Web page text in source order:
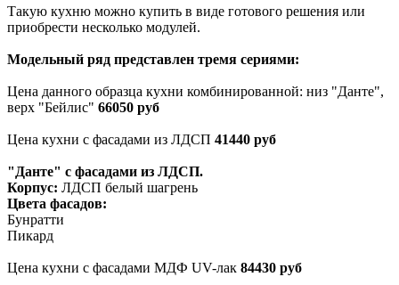
Такую кухню можно купить в виде готового решения или
приобрести несколько модулей.
Модельный ряд представлен тремя сериями:
Цена данного образца кухни комбинированной: низ "Данте",
верх "Бейлис" 66050 руб
Цена кухни с фасадами из ЛДСП 41440 руб
"Данте" с фасадами из ЛДСП.
Корпус: ЛДСП белый шагрень
Цвета фасадов:
Бунратти
Пикард
Цена кухни с фасадами МДФ UV-лак 84430 руб